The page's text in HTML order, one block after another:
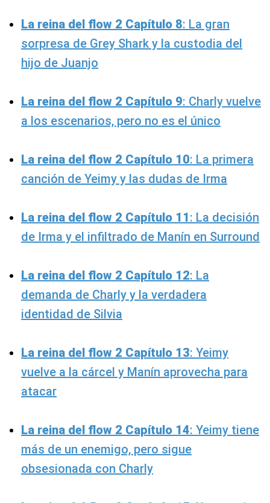
La reina del flow 2 Capítulo 8: La gran
sorpresa de Grey Shark y la custodia del
hijo de Juanjo
La reina del flow 2 Capítulo 9: Charly vuelve
a los escenarios, pero no es el único
La reina del flow 2 Capítulo 10: La primera
canción de Yeimy y las dudas de Irma
La reina del flow 2 Capítulo 11: La decisión
de Irma y el infiltrado de Manín en Surround
La reina del flow 2 Capítulo 12: La
demanda de Charly y la verdadera
identidad de Silvia
La reina del flow 2 Capítulo 13: Yeimy
vuelve a la cárcel y Manín aprovecha para
atacar
La reina del flow 2 Capítulo 14: Yeimy tiene
más de un enemigo, pero sigue
obsesionada con Charly